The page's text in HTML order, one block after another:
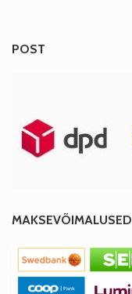
POST
MAKSEVÕIMALUSED